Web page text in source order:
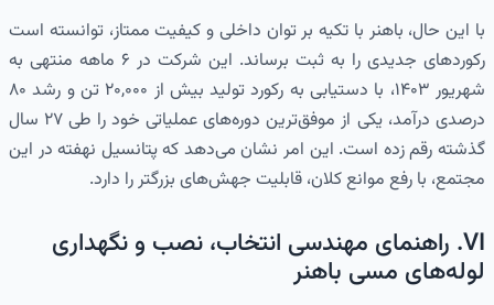
با این حال، باهنر با تکیه بر توان داخلی و کیفیت ممتاز، توانسته است
رکوردهای جدیدی را به ثبت برساند. این شرکت در ۶ ماهه منتهی به
شهریور ۱۴۰۳، با دستیابی به رکورد تولید بیش از ۲۰,۰۰۰ تن و رشد ۸۰
درصدی درآمد، یکی از موفق‌ترین دوره‌های عملیاتی خود را طی ۲۷ سال
گذشته رقم زده است. این امر نشان می‌دهد که پتانسیل نهفته در این
مجتمع، با رفع موانع کلان، قابلیت جهش‌های بزرگتر را دارد.
VI. راهنمای مهندسی انتخاب، نصب و نگهداری
لوله‌های مسی باهنر